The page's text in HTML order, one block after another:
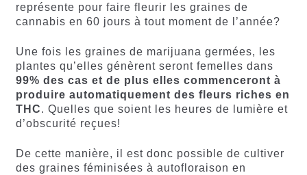
représente pour faire fleurir les graines de
cannabis en 60 jours à tout moment de l’année?
Une fois les graines de marijuana germées, les
plantes qu’elles génèrent seront femelles dans
99% des cas et de plus elles commenceront à
produire automatiquement des fleurs riches en
THC. Quelles que soient les heures de lumière et
d’obscurité reçues!
De cette manière, il est donc possible de cultiver
des graines féminisées à autofloraison en